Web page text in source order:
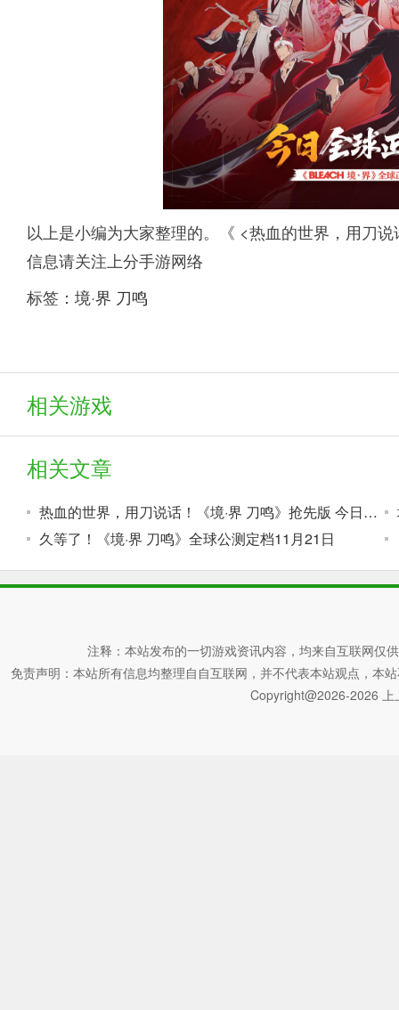
以上是小编为大家整理的。《 <热血的世界，用刀
信息请关注上分手游网络
标签： 境·界 刀鸣
相关游戏
相关文章
热血的世界，用刀说话！《境·界 刀鸣》抢先版 今日公测
久等了！《境·界 刀鸣》全球公测定档11月21日
注释：本站发布的一切游戏资讯内容，均来自互联网仅
免责声明：本站所有信息均整理自自互联网，并不代表本站观点，本
Copyright@2026-2026